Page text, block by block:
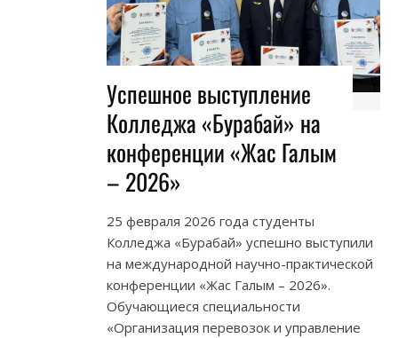
Успешное выступление
Колледжа «Бурабай» на
конференции «Жас Галым
– 2026»
25 февраля 2026 года студенты
Колледжа «Бурабай» успешно выступили
на международной научно-практической
конференции «Жас Галым – 2026».
Обучающиеся специальности
«Организация перевозок и управление